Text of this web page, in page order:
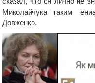
Миколайчука таким
Довженко.